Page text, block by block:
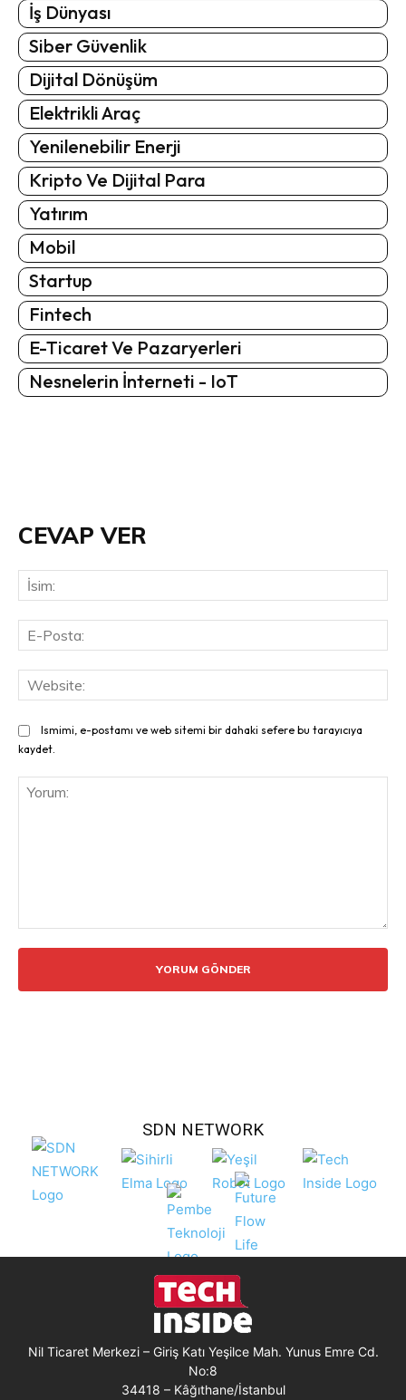
İş Dünyası
Siber Güvenlik
Dijital Dönüşüm
Elektrikli Araç
Yenilenebilir Enerji
Kripto Ve Dijital Para
Yatırım
Mobil
Startup
Fintech
E-Ticaret Ve Pazaryerleri
Nesnelerin İnterneti - IoT
CEVAP VER
Ismimi, e-postamı ve web sitemi bir dahaki sefere bu tarayıcıya
kaydet.
SDN NETWORK
Nil Ticaret Merkezi – Giriş Katı Yeşilce Mah. Yunus Emre Cd.
No:8
34418 – Kâğıthane/İstanbul